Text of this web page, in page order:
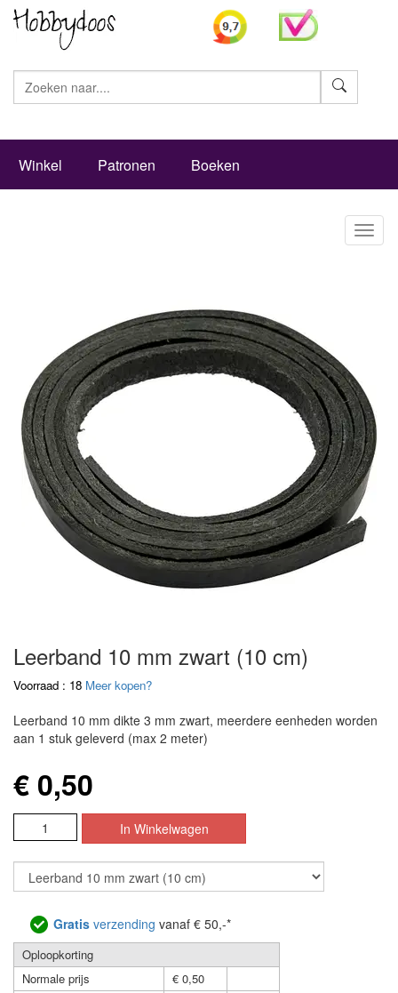
Winkel Patronen Boeken
Leerband 10 mm zwart (10 cm)
Voorraad : 18 Meer kopen?
Leerband 10 mm dikte 3 mm zwart, meerdere eenheden worden
aan 1 stuk geleverd (max 2 meter)
€ 0,50
Gratis verzending vanaf € 50,-*
Oploopkorting
Normale prijs
€ 0,50